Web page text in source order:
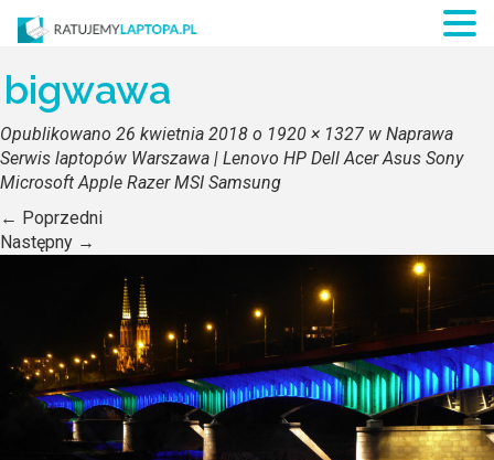
bigwawa
Opublikowano 26 kwietnia 2018 o 1920 × 1327 w Naprawa
Serwis laptopów Warszawa | Lenovo HP Dell Acer Asus Sony
Microsoft Apple Razer MSI Samsung
← Poprzedni
Następny →